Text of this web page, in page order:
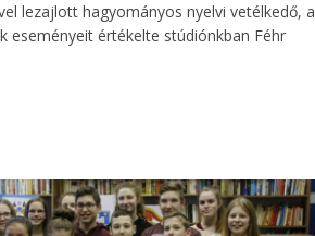
lezajlott hagyományos nyelvi vetélkedő, a
eseményeit értékelte stúdiónkban Féhr